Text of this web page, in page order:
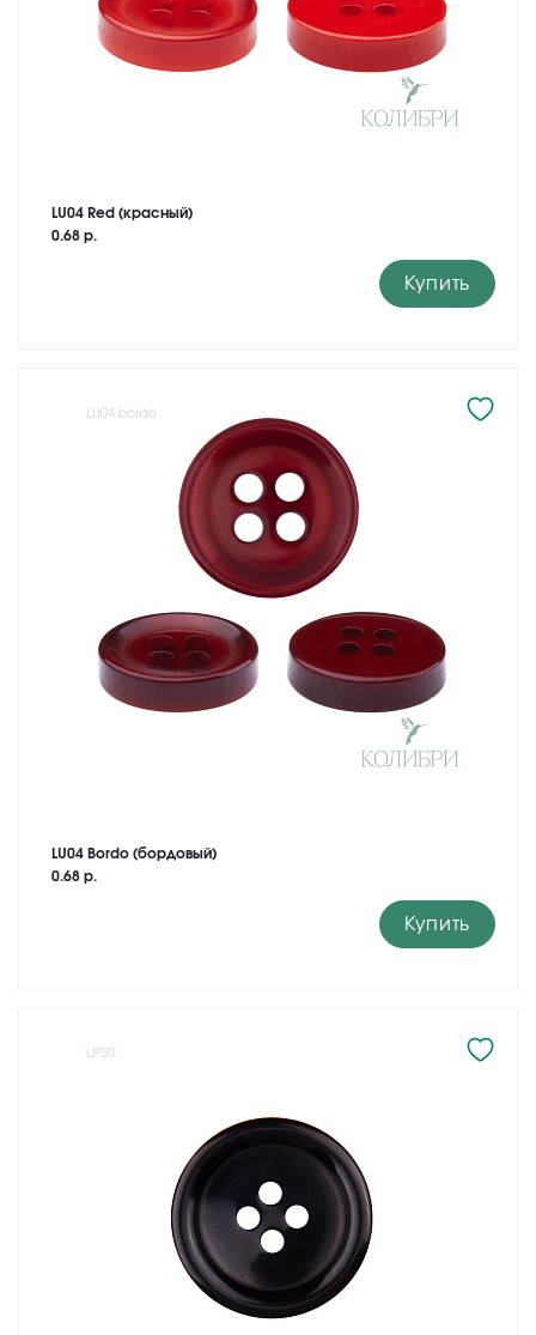
LU04 Red (красный)
0.68 р.
Купить
LU04 Bordo (бордовый)
0.68 р.
Купить